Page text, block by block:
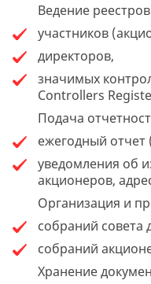
Ведение
участников
директоров,
значимых
Controllers
Подача
ежегодный отчет
уведомления об
акционеров,
Организация и
собраний совета
собраний
Хранение